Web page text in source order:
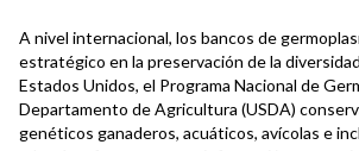
A nivel internacional, los bancos de
estratégico en la preservación de la
Estados Unidos, el Programa Nacional de
Departamento de Agricultura (USDA)
genéticos ganaderos, acuáticos, avícolas e